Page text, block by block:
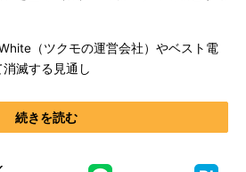
（ツクモの運営会社）やベスト電
滅する見通し
続きを読む